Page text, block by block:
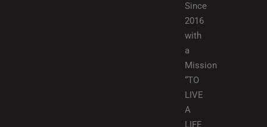
Since
2016
with
a
Mission
“TO
LIVE
A
LIFE